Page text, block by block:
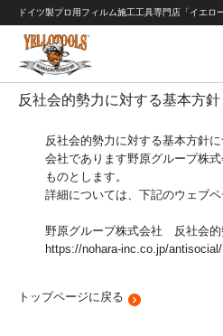
重要なおしらせ
2024年8月1日 価格改定につきまして
ドイツ製プロ用フィルム施工工具専門店「イエロ
反社会的勢力に対する基本方針
反社会的勢力に対する基本方針
会社であります野原グループ株
ものとします。
詳細については、下記のウェブペ
野原グループ株式会社 反社会的
https://nohara-inc.co.jp/antisocial/
トップページに戻る